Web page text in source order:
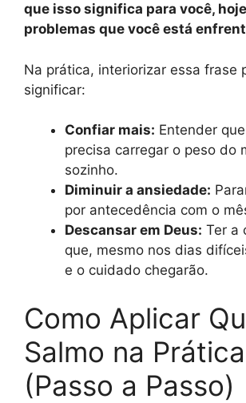
que isso significa para você,
problemas que você está
Na prática, interiorizar essa frase
significar:
Confiar mais: Entender
precisa carregar o peso do
sozinho.
Diminuir a ansiedade:
por antecedência com o
Descansar em Deus: Ter a
que, mesmo nos dias
e o cuidado chegarão.
Como Aplicar
Salmo na Prática
(Passo a Passo)